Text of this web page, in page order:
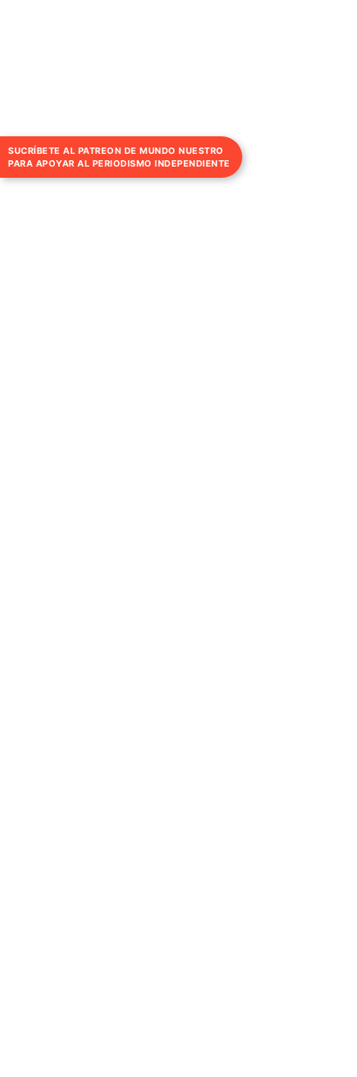
SUCRÍBETE AL PATREON DE MUNDO NUESTRO
PARA APOYAR AL PERIODISMO INDEPENDIENTE